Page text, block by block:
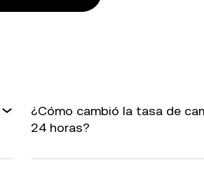
¿Cómo cambió la tasa de
24 horas?